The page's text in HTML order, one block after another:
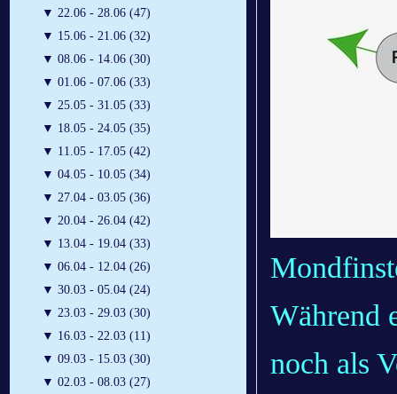
▼ 22.06 - 28.06 (47)
▼ 15.06 - 21.06 (32)
▼ 08.06 - 14.06 (30)
▼ 01.06 - 07.06 (33)
▼ 25.05 - 31.05 (33)
▼ 18.05 - 24.05 (35)
▼ 11.05 - 17.05 (42)
▼ 04.05 - 10.05 (34)
▼ 27.04 - 03.05 (36)
▼ 20.04 - 26.04 (42)
▼ 13.04 - 19.04 (33)
▼ 06.04 - 12.04 (26)
▼ 30.03 - 05.04 (24)
▼ 23.03 - 29.03 (30)
▼ 16.03 - 22.03 (11)
▼ 09.03 - 15.03 (30)
▼ 02.03 - 08.03 (27)
Während
noch als